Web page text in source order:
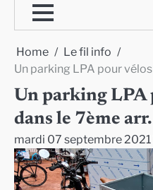
Home
Le fil info
Un parking LPA pour
Un parking LPA
dans le 7ème arr.
mardi 07 septembre 2021